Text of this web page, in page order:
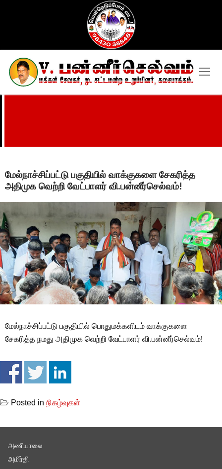
மேல்நாச்சிப்பட்டு பகுதியில் வாக்குகளை சேகரித்த
அதிமுக வெற்றி வேட்பாளர் வி.பன்னீர்செல்வம்!
மேல்நாச்சிப்பட்டு பகுதியில் பொதுமக்களிடம் வாக்குகளை
சேகரித்த நமது அதிமுக வெற்றி வேட்பாளர் வி.பன்னீர்செல்வம்!
Posted in நிகழ்வுகள்
அணியாலை
அமிர்தி